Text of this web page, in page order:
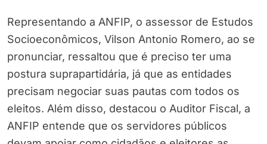
Representando a ANFIP, o assessor de Estudos
Socioeconômicos, Vilson Antonio Romero, ao se
pronunciar, ressaltou que é preciso ter uma
postura suprapartidária, já que as entidades
precisam negociar suas pautas com todos os
eleitos. Além disso, destacou o Auditor Fiscal, a
ANFIP entende que os servidores públicos